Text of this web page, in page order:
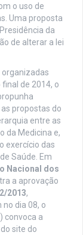
o uso de
Uma proposta
da
de alterar a lei
de 2014, o
propostas do
entre as
da Medicina e,
exercício das
Saúde. Em
Nacional dos
a aprovação
2013,
dia 08, o
convoca a
site do